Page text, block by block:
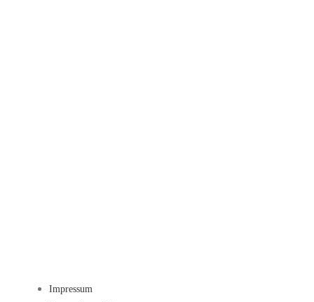
Impressum